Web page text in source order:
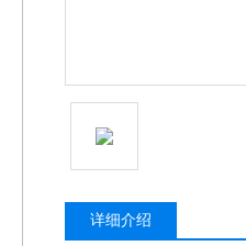
详细介绍